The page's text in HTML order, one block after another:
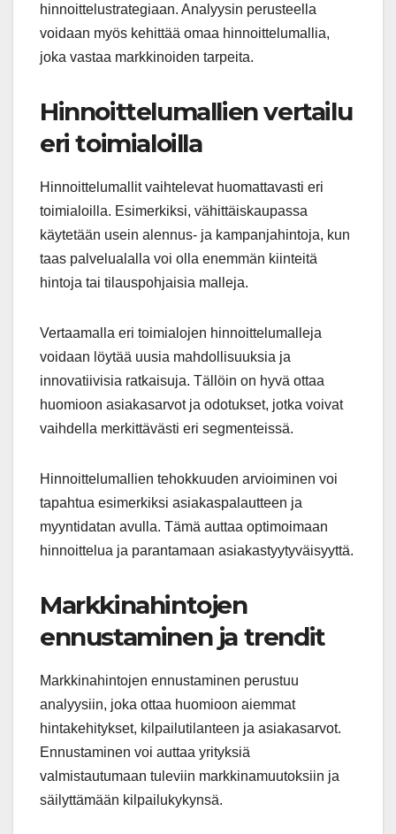
hinnoittelustrategiaan. Analyysin perusteella
voidaan myös kehittää omaa hinnoittelumallia,
joka vastaa markkinoiden tarpeita.
Hinnoittelumallien vertailu
eri toimialoilla
Hinnoittelumallit vaihtelevat huomattavasti eri
toimialoilla. Esimerkiksi, vähittäiskaupassa
käytetään usein alennus- ja kampanjahintoja, kun
taas palvelualalla voi olla enemmän kiinteitä
hintoja tai tilauspohjaisia malleja.
Vertaamalla eri toimialojen hinnoittelumalleja
voidaan löytää uusia mahdollisuuksia ja
innovatiivisia ratkaisuja. Tällöin on hyvä ottaa
huomioon asiakasarvot ja odotukset, jotka voivat
vaihdella merkittävästi eri segmenteissä.
Hinnoittelumallien tehokkuuden arvioiminen voi
tapahtua esimerkiksi asiakaspalautteen ja
myyntidatan avulla. Tämä auttaa optimoimaan
hinnoittelua ja parantamaan asiakastyytyväisyyttä.
Markkinahintojen
ennustaminen ja trendit
Markkinahintojen ennustaminen perustuu
analyysiin, joka ottaa huomioon aiemmat
hintakehitykset, kilpailutilanteen ja asiakasarvot.
Ennustaminen voi auttaa yrityksiä
valmistautumaan tuleviin markkinamuutoksiin ja
säilyttämään kilpailukykynsä.